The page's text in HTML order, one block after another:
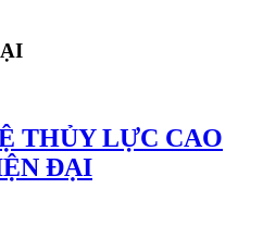
THỦY LỰC CAO
ĐẠI